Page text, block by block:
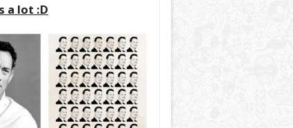
a lot :D